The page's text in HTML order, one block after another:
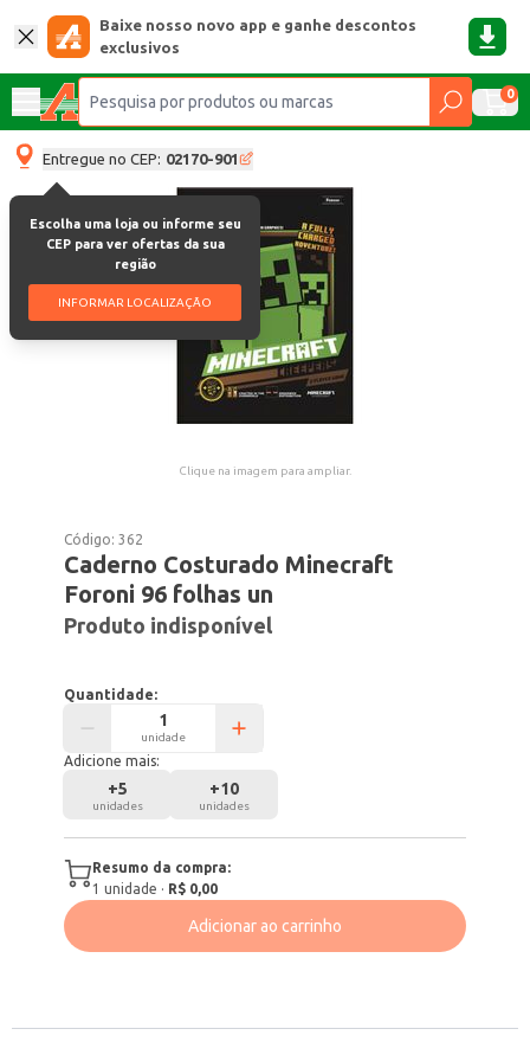
Baixe nosso novo app e ganhe descontos
exclusivos
0
Entregue no CEP: 02170-901
Escolha uma loja ou informe seu
CEP para ver ofertas da sua
região
INFORMAR LOCALIZAÇÃO
Clique na imagem para ampliar.
Código:362
Caderno Costurado Minecraft
Foroni 96 folhas un
Produto indisponível
Quantidade:
unidade
Adicione mais:
+5
unidades
+10
unidades
Resumo da compra:
1 unidade · R$ 0,00
Adicionar ao carrinho